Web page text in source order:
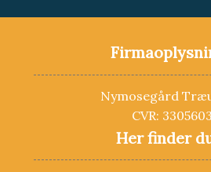
Nymosegård
​​​CVR:
Her finder